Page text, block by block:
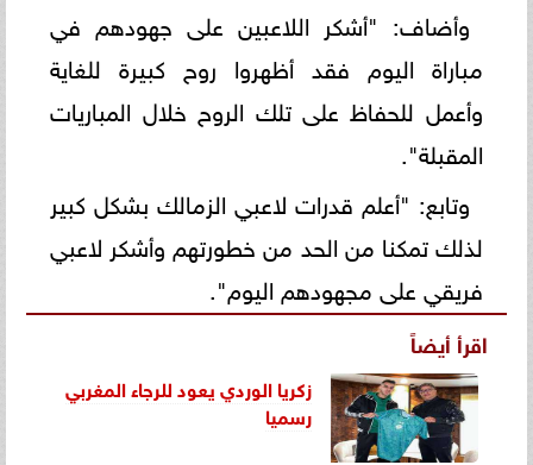
وأضاف: "أشكر اللاعبين على جهودهم في
مباراة اليوم فقد أظهروا روح كبيرة للغاية
وأعمل للحفاظ على تلك الروح خلال المباريات
المقبلة".
وتابع: "أعلم قدرات لاعبي الزمالك بشكل كبير
لذلك تمكنا من الحد من خطورتهم وأشكر لاعبي
فريقي على مجهودهم اليوم".
اقرأ أيضاً
زكريا الوردي يعود للرجاء المغربي
رسميا